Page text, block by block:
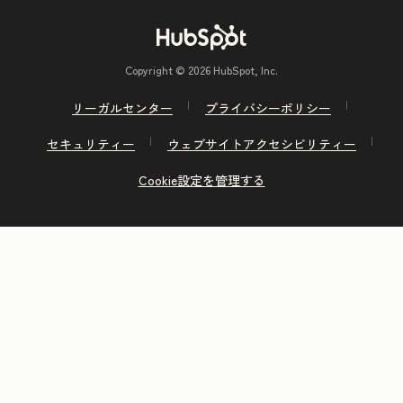
Copyright © 2026 HubSpot, Inc.
リーガルセンター
プライバシーポリシー
セキュリティー
ウェブサイトアクセシビリティー
Cookie設定を管理する